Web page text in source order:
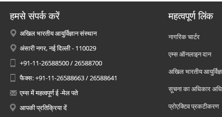
हमसे संपर्क करें
अखिल भारतीय आयुर्विज्ञान संस्थान
अंसारी नगर, नई दिल्ली - 110029
+91-11-26588500 / 26588700
फैक्स: +91-11-26588663 / 26588641
एम्स में महत्वपूर्ण ई -मेल पते
आपकी प्रतिक्रिया दें
महत्वपूर्ण लिंक
नागरिक चार्टर
एम्स ऑनलाइन दान
अखिल भारतीय
सूचना का अधिकार
प्रोएक्टिव प्रकटीकरण